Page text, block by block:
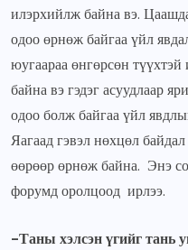
илэрхийлж байна вэ.
одоо өрнөж байгаа үйл
юугаараа өнгөрсөн
байна вэ гэдэг асуудлаар
одоо болж байгаа үйл
Яагаад гэвэл нөхцөл
өөрөөр өрнөж байна. Энэ
форумд оролцоод ирлээ.
-Таны хэлсэн үгийг тань